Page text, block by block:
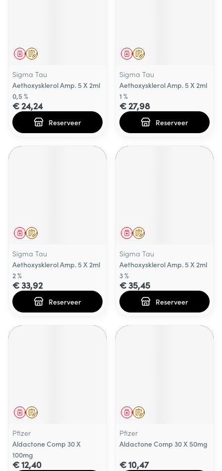
Op voorschrift
Geneesmiddel
Sigma Tau
Aethoxysklerol Amp. 5 X 2ml
0,5 %
€ 24,24
Reserveer
Op voorschrift
Geneesmiddel
Sigma Tau
Aethoxysklerol Amp. 5 X 2ml
1 %
€ 27,98
Reserveer
Op voorschrift
Geneesmiddel
Sigma Tau
Aethoxysklerol Amp. 5 X 2ml
2 %
€ 33,92
Reserveer
Op voorschrift
Geneesmiddel
Sigma Tau
Aethoxysklerol Amp. 5 X 2ml
3 %
€ 35,45
Reserveer
Op voorschrift
Geneesmiddel
Pfizer
Aldactone Comp 30 X
100mg
€ 12,40
Op voorschrift
Geneesmiddel
Pfizer
Aldactone Comp 30 X 50mg
€ 10,47